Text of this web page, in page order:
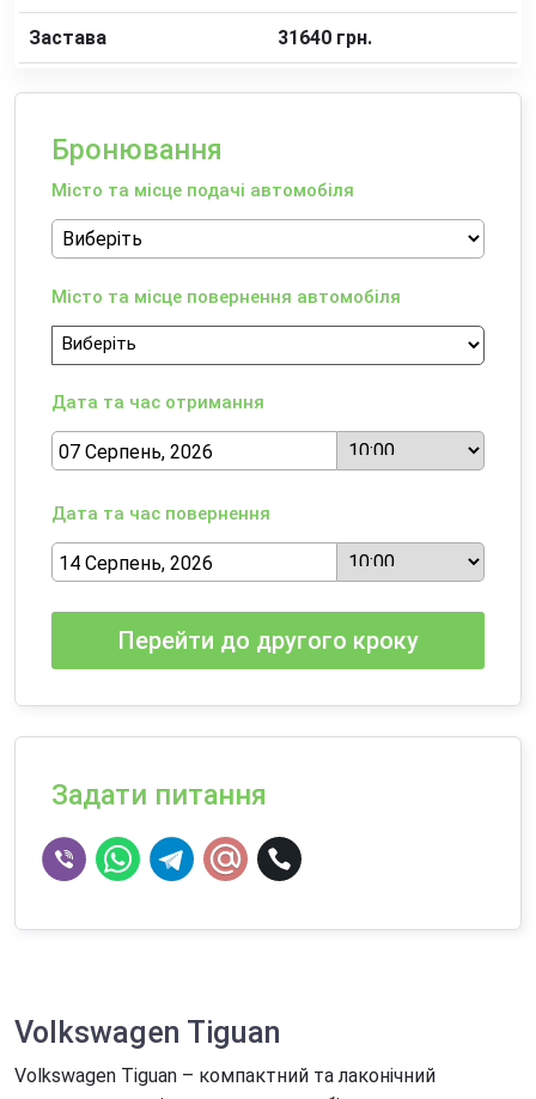
Застава 31640 грн.
Бронювання
Місто та місце подачі автомобіля
Місто та місце повернення автомобіля
Дата та час отримання
Дата та час повернення
Перейти до другого кроку
Задати питання
Volkswagen Tiguan
Volkswagen Tiguan – компактний та лаконічний